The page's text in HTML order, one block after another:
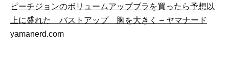
ピーチジョンのボリュームアップブラを買ったら予想以
上に盛れた バストアップ 胸を大きく – ヤマナード
yamanerd.com